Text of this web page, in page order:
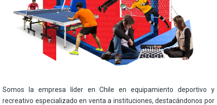
Somos la empresa líder en Chile en equipamiento deportivo y
recreativo especializado en venta a instituciones, destacándonos por